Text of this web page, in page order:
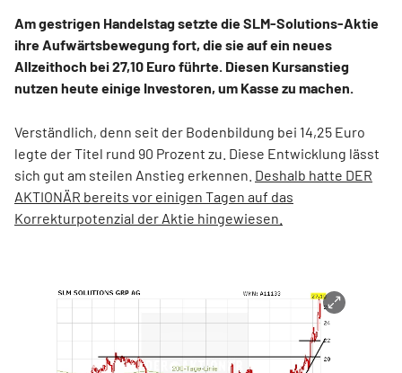
Am gestrigen Handelstag setzte die SLM-Solutions-Aktie
ihre Aufwärtsbewegung fort, die sie auf ein neues
Allzeithoch bei 27,10 Euro führte. Diesen Kursanstieg
nutzen heute einige Investoren, um Kasse zu machen.
Verständlich, denn seit der Bodenbildung bei 14,25 Euro
legte der Titel rund 90 Prozent zu. Diese Entwicklung lässt
sich gut am steilen Anstieg erkennen. Deshalb hatte DER
AKTIONÄR bereits vor einigen Tagen auf das
Korrekturpotenzial der Aktie hingewiesen.